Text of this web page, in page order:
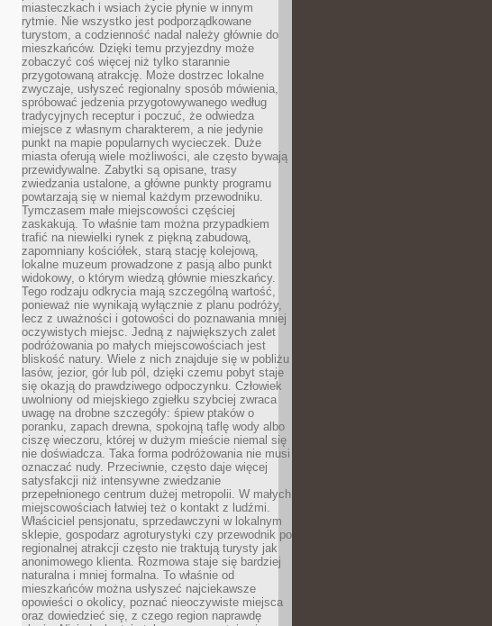
miasteczkach i wsiach życie płynie w innym
rytmie. Nie wszystko jest podporządkowane
turystom, a codzienność nadal należy głównie do
mieszkańców. Dzięki temu przyjezdny może
zobaczyć coś więcej niż tylko starannie
przygotowaną atrakcję. Może dostrzec lokalne
zwyczaje, usłyszeć regionalny sposób mówienia,
spróbować jedzenia przygotowywanego według
tradycyjnych receptur i poczuć, że odwiedza
miejsce z własnym charakterem, a nie jedynie
punkt na mapie popularnych wycieczek. Duże
miasta oferują wiele możliwości, ale często bywają
przewidywalne. Zabytki są opisane, trasy
zwiedzania ustalone, a główne punkty programu
powtarzają się w niemal każdym przewodniku.
Tymczasem małe miejscowości częściej
zaskakują. To właśnie tam można przypadkiem
trafić na niewielki rynek z piękną zabudową,
zapomniany kościółek, starą stację kolejową,
lokalne muzeum prowadzone z pasją albo punkt
widokowy, o którym wiedzą głównie mieszkańcy.
Tego rodzaju odkrycia mają szczególną wartość,
ponieważ nie wynikają wyłącznie z planu podróży,
lecz z uważności i gotowości do poznawania mniej
oczywistych miejsc. Jedną z największych zalet
podróżowania po małych miejscowościach jest
bliskość natury. Wiele z nich znajduje się w pobliżu
lasów, jezior, gór lub pól, dzięki czemu pobyt staje
się okazją do prawdziwego odpoczynku. Człowiek
uwolniony od miejskiego zgiełku szybciej zwraca
uwagę na drobne szczegóły: śpiew ptaków o
poranku, zapach drewna, spokojną taflę wody albo
ciszę wieczoru, której w dużym mieście niemal się
nie doświadcza. Taka forma podróżowania nie musi
oznaczać nudy. Przeciwnie, często daje więcej
satysfakcji niż intensywne zwiedzanie
przepełnionego centrum dużej metropolii. W małych
miejscowościach łatwiej też o kontakt z ludźmi.
Właściciel pensjonatu, sprzedawczyni w lokalnym
sklepie, gospodarz agroturystyki czy przewodnik po
regionalnej atrakcji często nie traktują turysty jak
anonimowego klienta. Rozmowa staje się bardziej
naturalna i mniej formalna. To właśnie od
mieszkańców można usłyszeć najciekawsze
opowieści o okolicy, poznać nieoczywiste miejsca
oraz dowiedzieć się, z czego region naprawdę